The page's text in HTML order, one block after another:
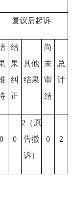
复议后起诉
结
果
纠
正
其他
结果
尚
未
审
结
总
计
0 0
2 （原
告撤
诉）
0 2